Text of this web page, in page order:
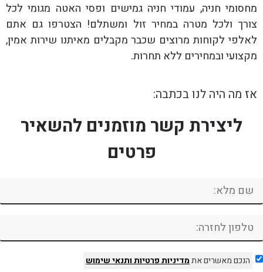
מחסומי חניה, עמודי חניה גמישים ופסי האטה מגומי לכל
צורך ולכל מטרה במחיר זול ומשתלם! הצטרפו גם אתם
לאלפי לקוחות מרוצים שכבר מקבלים מאיתנו שירות אמין,
מקצועי ובמחירים ללא תחרות.
אז מה היה לנו בכתבה:
ליצירת קשר מוזמנים להשאיר
פרטים
הנכם מאשרים אתמדיניות פרטיותותנאי שימוש